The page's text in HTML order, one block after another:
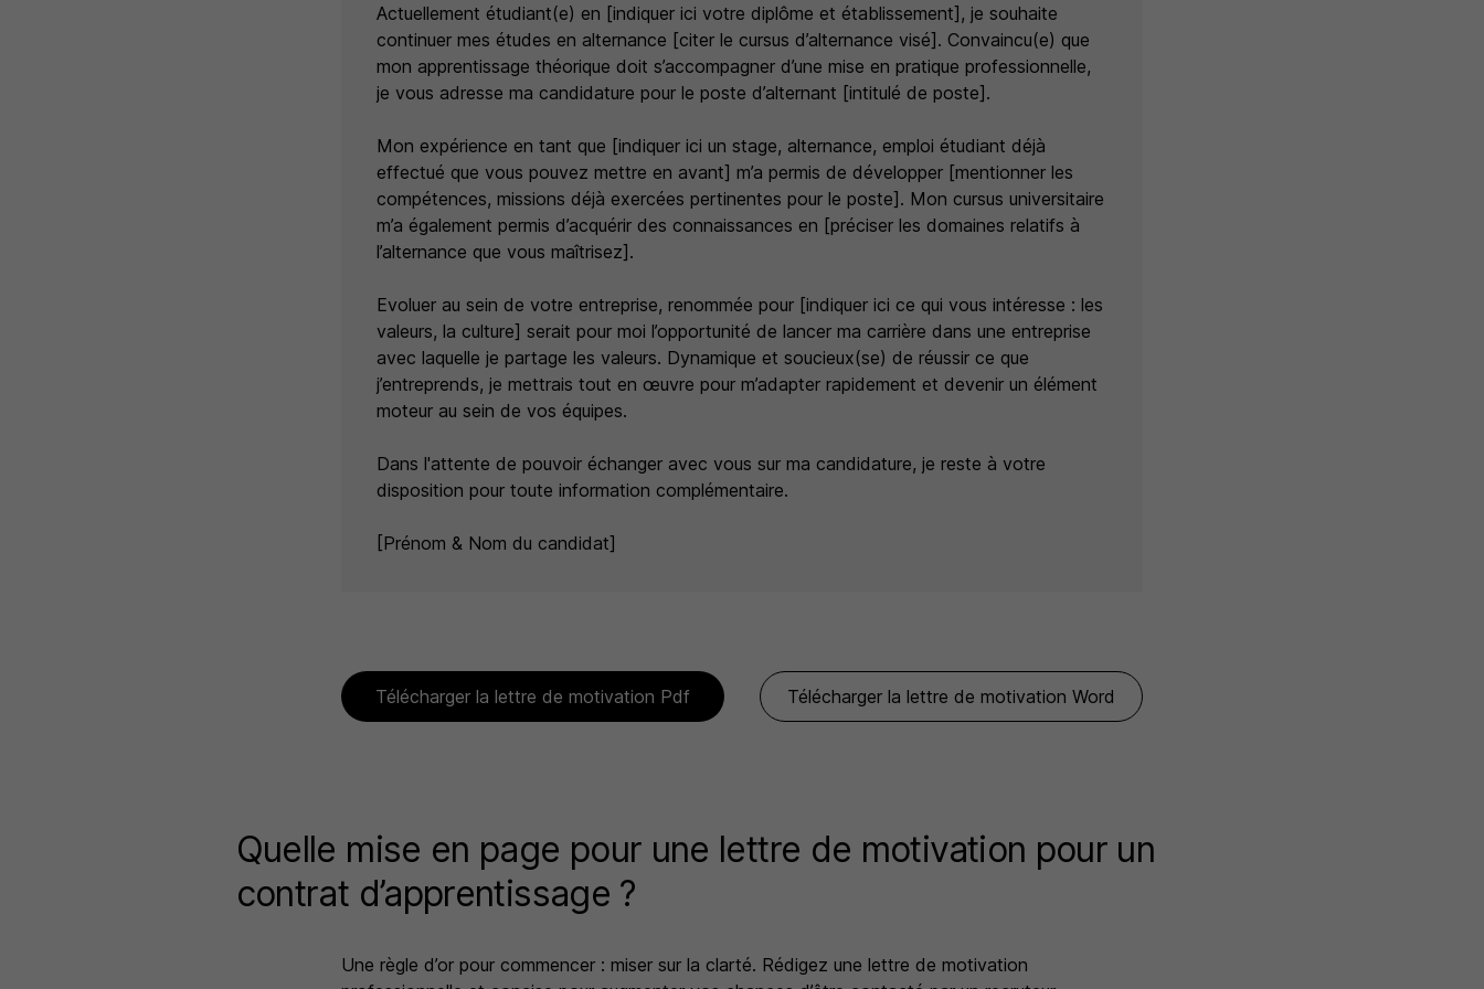
Actuellement étudiant(e) en [indiquer ici votre diplôme et établissement], je souhaite
continuer mes études en alternance [citer le cursus d’alternance visé]. Convaincu(e) que
mon apprentissage théorique doit s’accompagner d’une mise en pratique professionnelle,
je vous adresse ma candidature pour le poste d’alternant [intitulé de poste].
Mon expérience en tant que [indiquer ici un stage, alternance, emploi étudiant déjà
effectué que vous pouvez mettre en avant] m’a permis de développer [mentionner les
compétences, missions déjà exercées pertinentes pour le poste]. Mon cursus universitaire
m’a également permis d’acquérir des connaissances en [préciser les domaines relatifs à
l’alternance que vous maîtrisez].
Evoluer au sein de votre entreprise, renommée pour [indiquer ici ce qui vous intéresse : les
valeurs, la culture] serait pour moi l’opportunité de lancer ma carrière dans une entreprise
avec laquelle je partage les valeurs. Dynamique et soucieux(se) de réussir ce que
j’entreprends, je mettrais tout en œuvre pour m’adapter rapidement et devenir un élément
moteur au sein de vos équipes.
Dans l'attente de pouvoir échanger avec vous sur ma candidature, je reste à votre
disposition pour toute information complémentaire.
[Prénom & Nom du candidat]
Télécharger la lettre de motivation Pdf Télécharger la lettre de motivation Word
Quelle mise en page pour une lettre de motivation pour un
contrat d’apprentissage ?
Une règle d’or pour commencer : miser sur la clarté. Rédigez une lettre de motivation